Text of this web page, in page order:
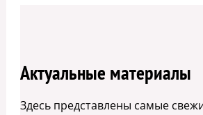
Актуальные материалы
Здесь представлены самые